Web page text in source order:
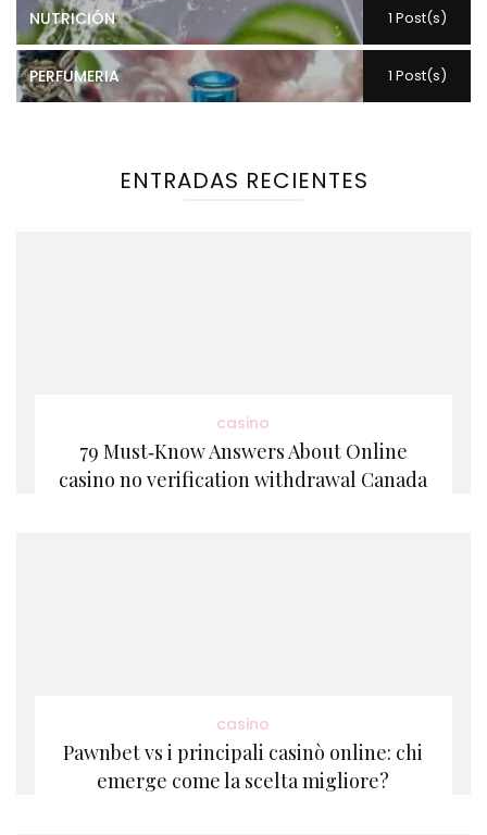
NUTRICIÓN 1 Post(s)
PERFUMERIA 1 Post(s)
ENTRADAS RECIENTES
casino
79 Must‑Know Answers About Online
casino no verification withdrawal Canada
casino
Pawnbet vs i principali casinò online: chi
emerge come la scelta migliore?